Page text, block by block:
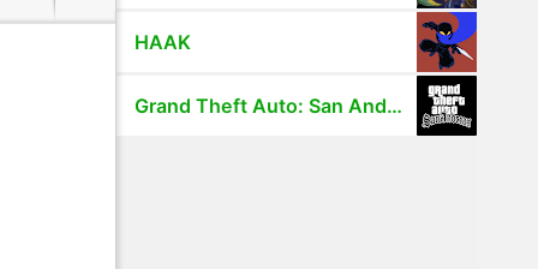
HAAK
Grand Theft Auto: San Andreas